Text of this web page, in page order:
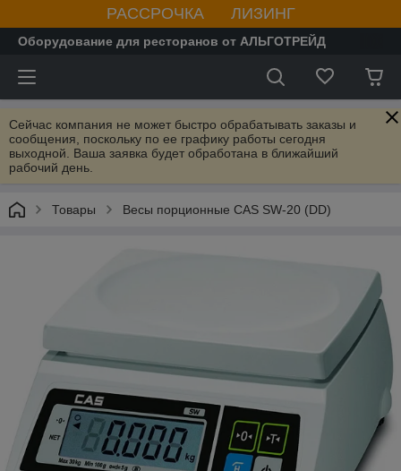
РАССРОЧКА ЛИЗИНГ
Оборудование для ресторанов от АЛЬГОТРЕЙД
Сейчас компания не может быстро обрабатывать заказы и
сообщения, поскольку по ее графику работы сегодня
выходной. Ваша заявка будет обработана в ближайший
рабочий день.
Товары Весы порционные CAS SW-20 (DD)